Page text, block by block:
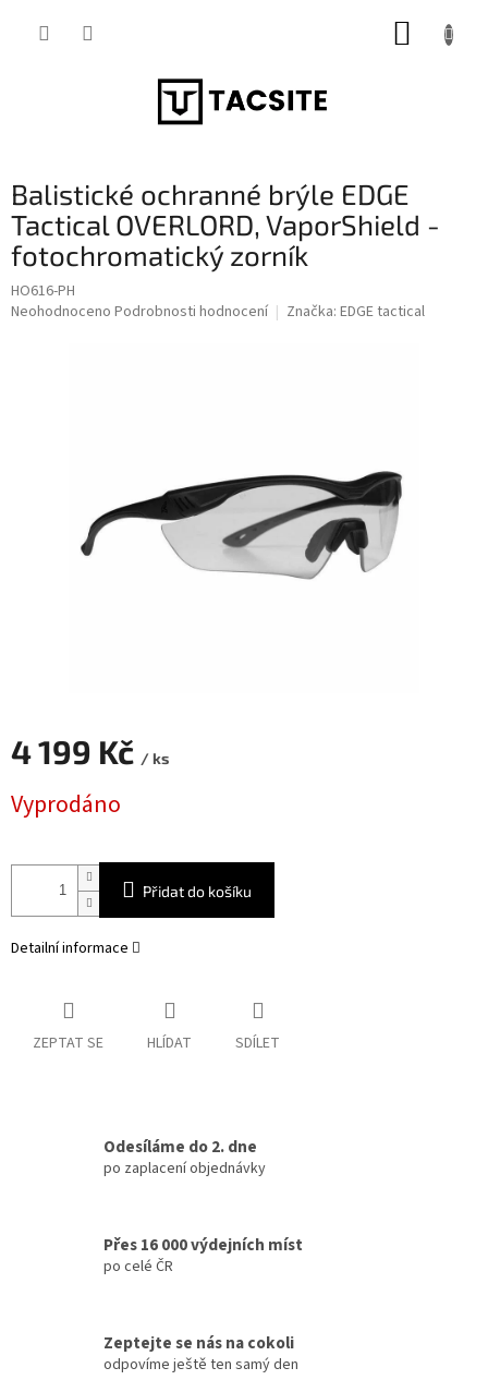
Balistické ochranné brýle EDGE
Tactical OVERLORD, VaporShield -
fotochromatický zorník
HO616-PH
Průměrné
Neohodnoceno Podrobnosti hodnocení Značka: EDGE tactical
4 199 Kč / ks
cena:
Vyprodáno
Přidat do košíku
Detailní informace
ZEPTAT SE HLÍDAT SDÍLET
Odesíláme do 2. dne
po zaplacení objednávky
Přes 16 000 výdejních míst
po celé ČR
Zeptejte se nás na cokoli
odpovíme ještě ten samý den